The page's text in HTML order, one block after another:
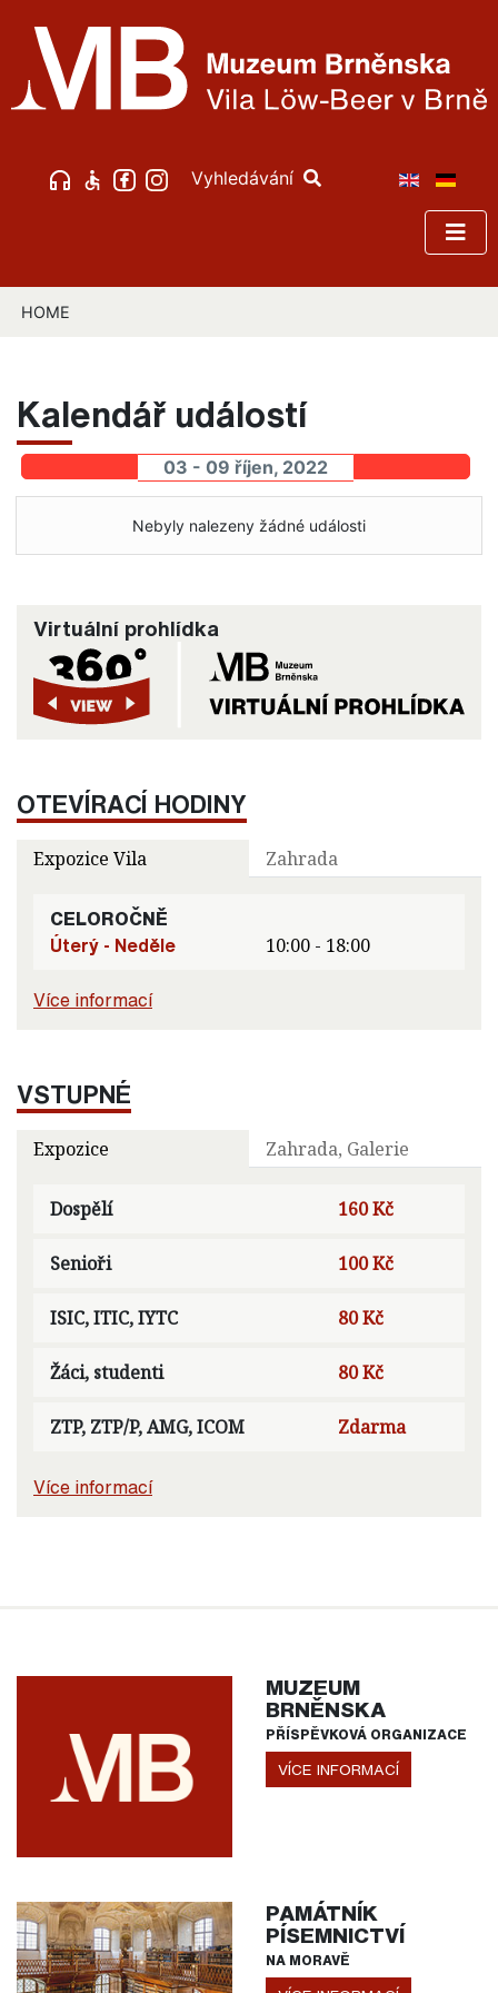
Vyhledávání
HOME
Kalendář událostí
03 - 09 říjen, 2022
Nebyly nalezeny žádné události
Virtuální prohlídka
OTEVÍRACÍ HODINY
Expozice Vila Zahrada
CELOROČNĚ
Úterý - Neděle
10:00 - 18:00
Více informací
VSTUPNÉ
Expozice Zahrada, Galerie
Dospělí 160 Kč
Senioři 100 Kč
ISIC, ITIC, IYTC 80 Kč
Žáci, studenti 80 Kč
ZTP, ZTP/P, AMG, ICOM Zdarma
Více informací
MUZEUM
BRNĚNSKA
PŘÍSPĚVKOVÁ ORGANIZACE
VÍCE INFORMACÍ
PAMÁTNÍK
PÍSEMNICTVÍ
NA MORAVĚ